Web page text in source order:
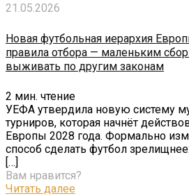
21.05.2026
Новая футбольная иерархия
правила отбора — маленьким
выживать по другим законам
2 мин. чтение
УЕФА утвердила новую систему
турниров, которая начнёт
Европы 2028 года. Формально
способ сделать футбол
[…]
Вам нравится?
Читать далее